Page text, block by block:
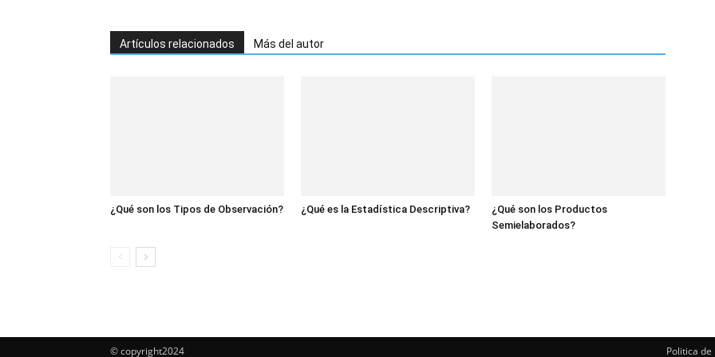
Artículos relacionados Más del autor
¿Qué son los Tipos de Observación? ¿Qué es la Estadística Descriptiva?
¿Qué son los Productos
Semielaborados?
Politica
© copyright2024